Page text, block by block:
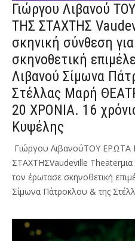
Γιώργου Λιβανού
ΤΗΣ ΣΤΑΧΤΗΣ
σκηνική σύνθεση
σκηνοθετική
Λιβανού Σίμωνα
Στέλλας Μαρή
20 ΧΡΟΝΙΑ. 16
Κυψέλης
Γιώργου ΛιβανούΤΟΥ ΕΡΩΤΑ
ΣΤΑΧΤΗΣVaudeville Τheaterμια
τον έρωτασε σκηνοθετική
Σίμωνα Πάτροκλου & της